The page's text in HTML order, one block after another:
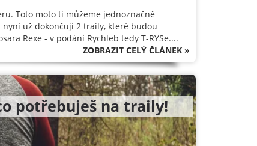
Toto moto ti můžeme jednoznačně
už dokončují 2 traily, které budou
Rexe - v podání Rychleb tedy T-RYSe....
ZOBRAZIT CELÝ ČLÁNEK »
potřebuješ na traily!